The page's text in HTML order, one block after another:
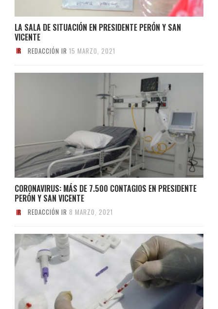
LA SALA DE SITUACIÓN EN PRESIDENTE PERÓN Y SAN
VICENTE
REDACCIÓN IR 15 MARZO, 2021
CORONAVIRUS: MÁS DE 7.500 CONTAGIOS EN PRESIDENTE
PERÓN Y SAN VICENTE
REDACCIÓN IR 8 MARZO, 2021